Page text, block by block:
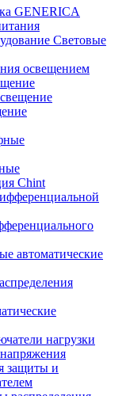
GENERICA
Световые
освещением
Chint
автоматические
нагрузки
защиты и